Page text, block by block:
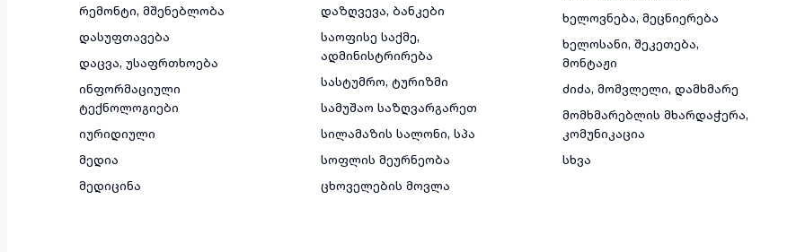
რემონტი, მშენებლობა
დასუფთავება
დაცვა, უსაფრთხოება
ინფორმაციული
ტექნოლოგიები
იურიდიული
მედია
მედიცინა
დაზღვევა, ბანკები
საოფისე საქმე,
ადმინისტრირება
სასტუმრო, ტურიზმი
სამუშაო საზღვარგარეთ
სილამაზის სალონი, სპა
სოფლის მეურნეობა
ცხოველების მოვლა
ხელოვნება, მეცნიერება
ხელოსანი, შეკეთება,
მონტაჟი
ძიძა, მომვლელი, დამხმარე
მომხმარებლის მხარდაჭერა,
კომუნიკაცია
სხვა